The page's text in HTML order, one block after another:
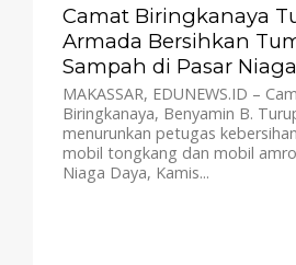
Camat Biringkanaya
Armada Bersihkan
Sampah di Pasar
MAKASSAR, EDUNEWS.ID –
Biringkanaya, Benyamin B.
menurunkan petugas
mobil tongkang dan mobil
Niaga Daya, Kamis...